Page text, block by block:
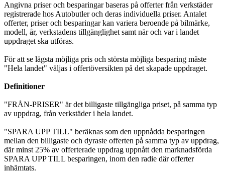
Angivna priser och besparingar baseras på offerter från verkstäder
registrerade hos Autobutler och deras individuella priser. Antalet
offerter, priser och besparingar kan variera beroende på bilmärke,
modell, år, verkstadens tillgänglighet samt när och var i landet
uppdraget ska utföras.
För att se lägsta möjliga pris och största möjliga besparing måste
"Hela landet" väljas i offertöversikten på det skapade uppdraget.
Definitioner
"FRÅN-PRISER" är det billigaste tillgängliga priset, på samma typ
av uppdrag, från verkstäder i hela landet.
"SPARA UPP TILL" beräknas som den uppnådda besparingen
mellan den billigaste och dyraste offerten på samma typ av uppdrag,
där minst 25% av offerterade uppdrag uppnått den marknadsförda
SPARA UPP TILL besparingen, inom den radie där offerter
inhämtats.